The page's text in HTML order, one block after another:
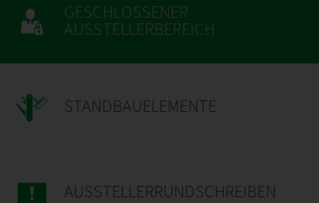
GESCHLOSSENER
AUSSTELLERBEREICH
STANDBAUELEMENTE
AUSSTELLERRUNDSCHREIBEN